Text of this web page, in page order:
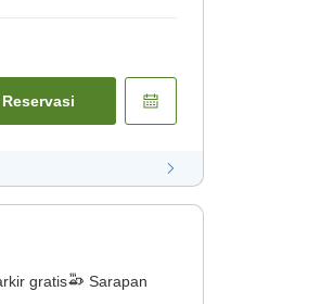
Reservasi
gratis Sarapan